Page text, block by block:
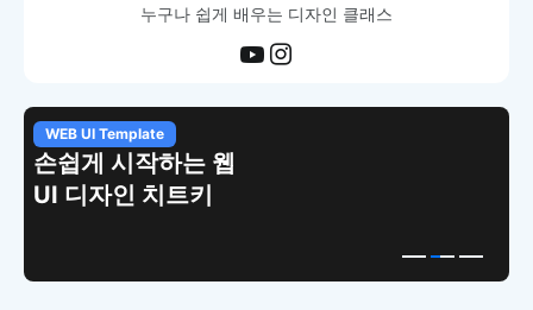
누구나 쉽게 배우는 디자인 클래스
WEB UI Template
손쉽게 시작하는 웹
UI 디자인 치트키